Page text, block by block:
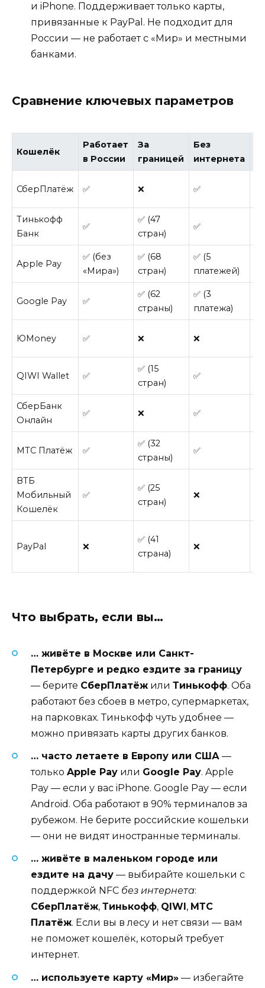
и iPhone. Поддерживает только карты,
привязанные к PayPal. Не подходит для
России — не работает с «Мир» и местными
банками.
Сравнение ключевых параметров
Кошелёк
Работает
в России
За
границей
Без
интернета
СберПлатёж ✅ ❌ ✅
Тинькофф
Банк
✅
✅ (47
стран)
✅
Apple Pay
✅ (без
«Мира»)
✅ (68
стран)
✅ (5
платежей)
Google Pay ✅
✅ (62
страны)
✅ (3
платежа)
ЮMoney ✅ ❌ ❌
QIWI Wallet ✅
✅ (15
стран)
✅
СберБанк
Онлайн
✅ ❌ ✅
МТС Платёж ✅
✅ (32
страны)
✅
ВТБ
Мобильный
Кошелёк
✅
✅ (25
стран)
❌
PayPal ❌
✅ (41
страна)
❌
Что выбрать, если вы…
… живёте в Москве или Санкт-
Петербурге и редко ездите за границу
— берите СберПлатёж или Тинькофф. Оба
работают без сбоев в метро, супермаркетах,
на парковках. Тинькофф чуть удобнее —
можно привязать карты других банков.
… часто летаете в Европу или США —
только Apple Pay или Google Pay. Apple
Pay — если у вас iPhone. Google Pay — если
Android. Оба работают в 90% терминалов за
рубежом. Не берите российские кошельки
— они не видят иностранные терминалы.
… живёте в маленьком городе или
ездите на дачу — выбирайте кошельки с
поддержкой NFC без интернета:
СберПлатёж, Тинькофф, QIWI , МТС
Платёж. Если вы в лесу и нет связи — вам
не поможет кошелёк, который требует
интернет.
… используете карту «Мир» — избегайте